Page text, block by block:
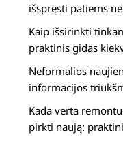
išspręsti patiems
Kaip išsirinkti
praktinis gidas
Neformalios
informacijos
Kada verta
pirkti naują: